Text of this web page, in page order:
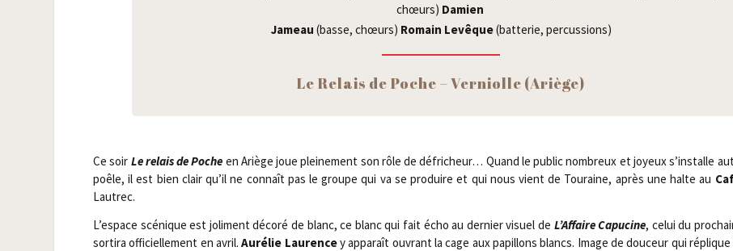
chœurs) Damien
Jameau (basse, chœurs) Romain Levêque(bat­te­rie, percussions)
Le Relais de Poche – Ver­niolle (Ariège)
Ce soir Le relais de Poche en Ariège joue plei­ne­ment son rôle de défri­cheur… Quand le public nom­breux et joyeux s’installe
poêle, il est bien clair qu’il ne connaît pas le groupe qui va se pro­duire et qui nous vient de Tou­raine, après une halte au
Lautrec.
L’espace scé­nique est joli­ment déco­ré de blanc, ce blanc qui fait écho au der­nier visuel de L’Affaire Capu­cine, celui du
sor­ti­ra offi­ciel­le­ment en avril.Auré­lie Lau­rencey appa­raît ouvrant la cage aux papillons blancs. Image de dou­ceur qui